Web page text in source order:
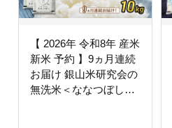
【 2026年 令和8年 産米
新米 予約 】9ヵ月連続
お届け 銀山米研究会の
無洗米＜ななつぼし＞